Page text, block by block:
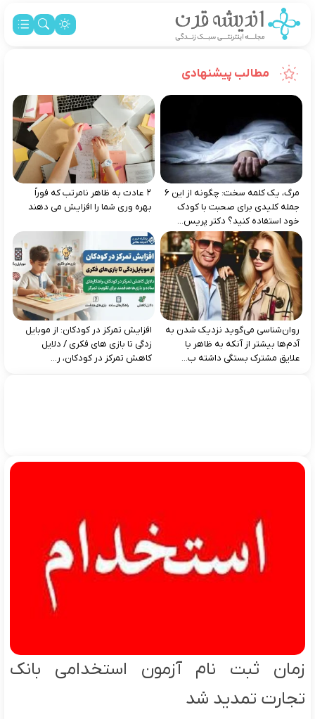
زمان ثبت نام آزمون استخدامی بانک
تجارت تمدید شد
مطالب پیشنهادی
مرگ، یک کلمه سخت: چگونه از این ۶
جمله کلیدی برای صحبت با کودک
خود استفاده کنید؟ دکتر پریس...
۲ عادت به‌ ظاهر نامرتب که فوراً
بهره‌ وری شما را افزایش می‌ دهند
روان‌شناسی می‌گوید نزدیک شدن به
آدم‌ها بیشتر از آنکه به ظاهر یا
علایق مشترک بستگی داشته ب...
افزایش تمرکز در کودکان: از موبایل‌
زدگی تا بازی‌ های فکری / دلایل
کاهش تمرکز در کودکان، ر...